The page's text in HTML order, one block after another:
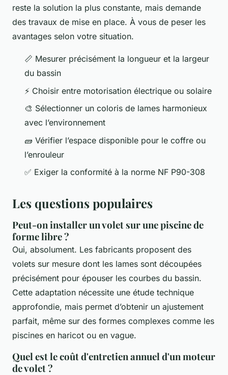
reste la solution la plus constante, mais demande
des travaux de mise en place. À vous de peser les
avantages selon votre situation.
📏 Mesurer précisément la longueur et la largeur
du bassin
⚡ Choisir entre motorisation électrique ou solaire
🎨 Sélectionner un coloris de lames harmonieux
avec l’environnement
🧱 Vérifier l’espace disponible pour le coffre ou
l’enrouleur
✅ Exiger la conformité à la norme NF P90-308
Les questions populaires
Peut-on installer un volet sur une piscine de
forme libre ?
Oui, absolument. Les fabricants proposent des
volets sur mesure dont les lames sont découpées
précisément pour épouser les courbes du bassin.
Cette adaptation nécessite une étude technique
approfondie, mais permet d’obtenir un ajustement
parfait, même sur des formes complexes comme les
piscines en haricot ou en vague.
Quel est le coût d'entretien annuel d'un moteur
de volet ?